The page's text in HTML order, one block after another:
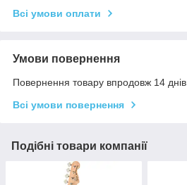
Всі умови оплати
Умови повернення
Повернення товару впродовж 14
Всі умови повернення
Подібні товари компанії